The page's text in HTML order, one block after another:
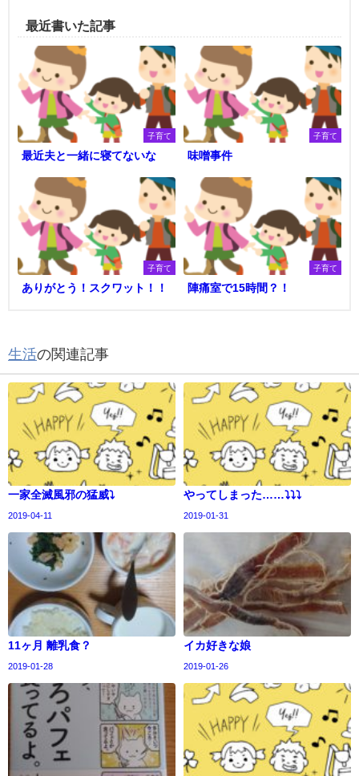
最近書いた記事
子育て
最近夫と一緒に寝てないな
子育て
味噌事件
子育て
ありがとう！スクワット！！
子育て
陣痛室で15時間？！
生活の関連記事
一家全滅風邪の猛威⤵️
2019-04-11
やってしまった……⤵️⤵️⤵️
2019-01-31
11ヶ月 離乳食？
2019-01-28
イカ好きな娘
2019-01-26